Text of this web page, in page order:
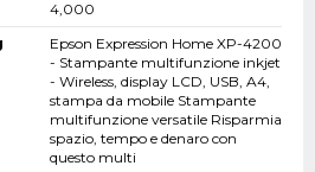
4,000
Epson Expression Home XP-4200
- Stampante multifunzione inkjet
- Wireless, display LCD, USB, A4,
stampa da mobile Stampante
multifunzione versatile Risparmia
spazio, tempo e denaro con
questo multi